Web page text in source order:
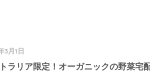
3月1日
ラリア限定！オーガニックの野菜宅